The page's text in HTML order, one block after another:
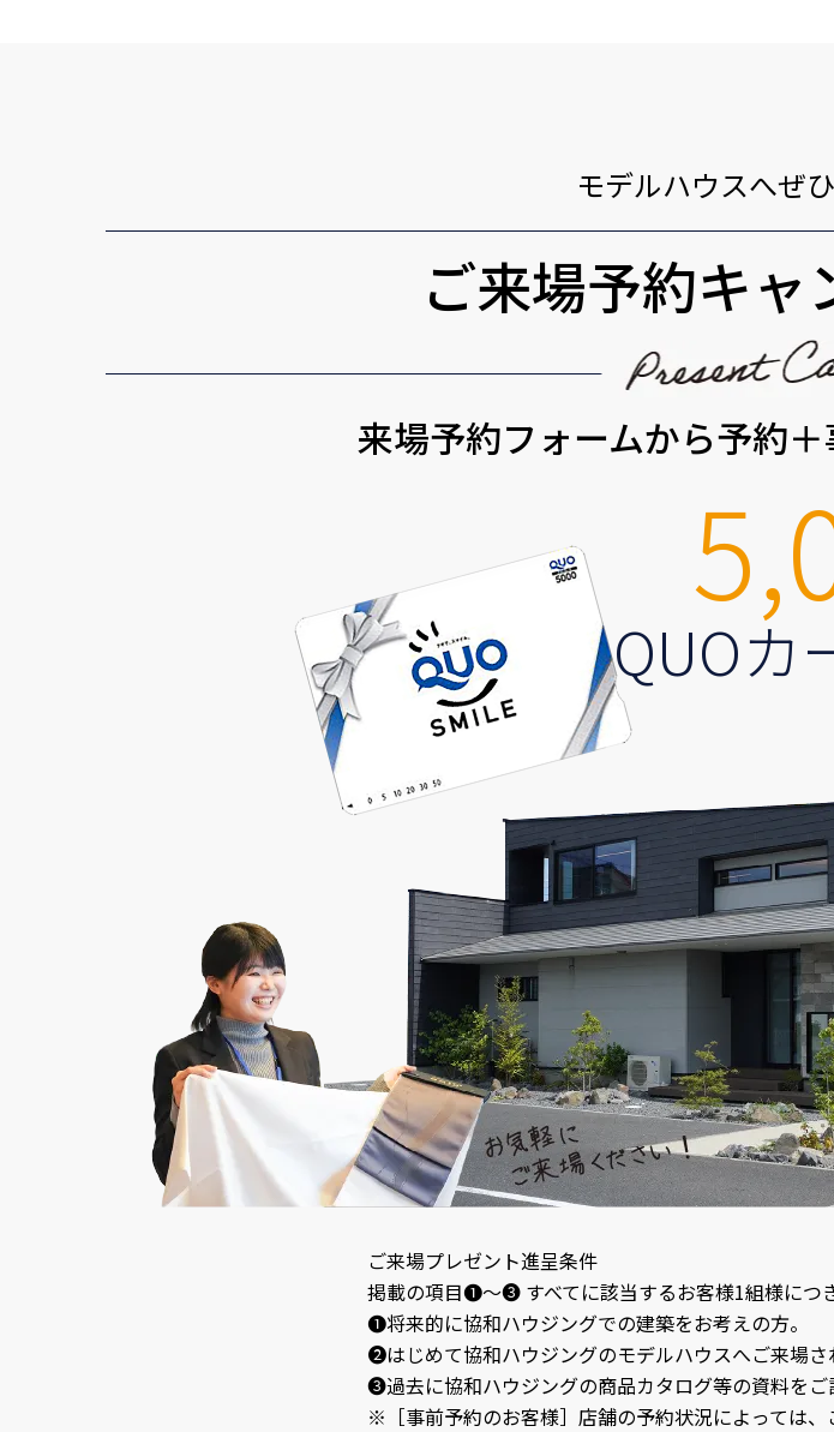
モデルハウスへぜ
ご来場予約キャ
来場予約フォームから予約
QUOカ
ご来場プレゼント進呈条件
掲載の項目❶～❸ すべてに該当するお客様1組様につ
❶将来的に協和ハウジングでの建築をお考えの方。
❷はじめて協和ハウジングのモデルハウスへご来場さ
❸過去に協和ハウジングの商品カタログ等の資料をご
※［事前予約のお客様］店舗の予約状況によっては、